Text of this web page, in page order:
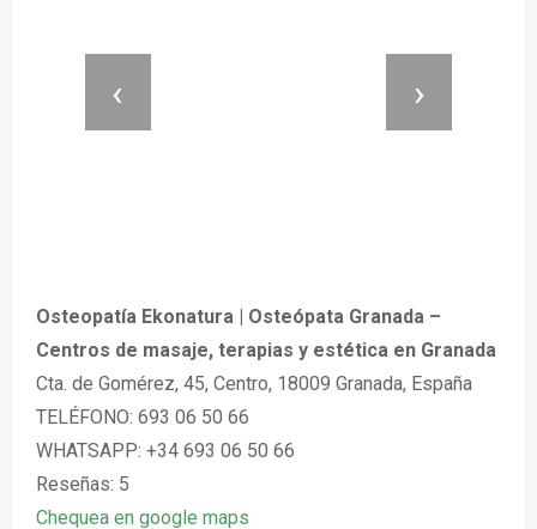
‹ ›
Osteopatía Ekonatura | Osteópata Granada –
Centros de masaje, terapias y estética en Granada
Cta. de Gomérez, 45, Centro, 18009 Granada, España
TELÉFONO: 693 06 50 66
WHATSAPP: +34 693 06 50 66
Reseñas: 5
Chequea en google maps